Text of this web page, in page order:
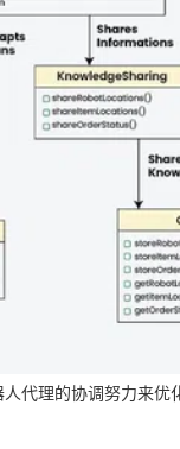
代理的协调努力来